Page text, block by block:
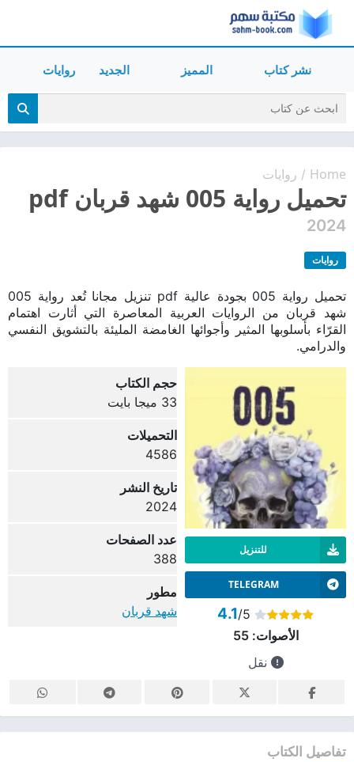
نشر كتاب المميز الجديد روايات
Home
/ روايات
تحميل رواية 005 شهد قربان pdf
2024
روايات
تحميل رواية 005 بجودة عالية pdf تنزيل مجانا تُعد رواية 005
شهد قربان من الروايات العربية المعاصرة التي أثارت اهتمام
القرّاء بأسلوبها المثير وأجوائها الغامضة المليئة بالتشويق النفسي
والدرامي.
للتنزيل
TELEGRAM
4.1/5
الأصوات:55
نقل
حجم الكتاب
33 ميجا بايت
التحميلات
4586
تاريخ النشر
2024
عدد الصفحات
388
مطور
شهد قربان
تفاصيل الكتاب